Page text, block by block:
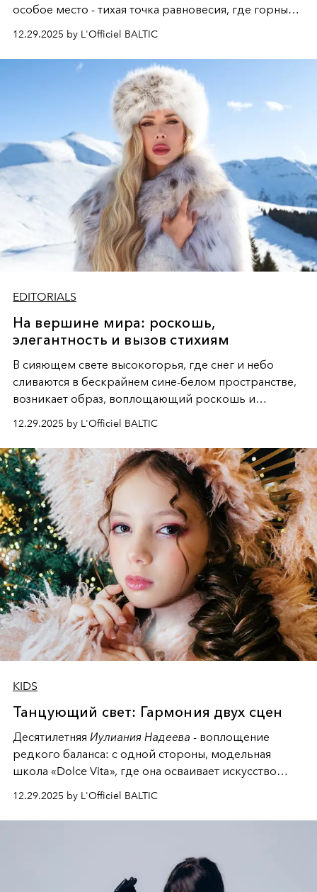
особое место - тихая точка равновесия, где горные
глубинами человеческой души. Здесь, на стыке
вечного льда и вечных вопросов, живёт и творит
Ольга Потапова - женщина, чей путь от поиска
истины превратился в искусство превращения
человеческих кризисов в возможности для
возрождения.
12.29.2025 by L'Officiel BALTIC
EDITORIALS
На вершине мира: роскошь,
элегантность и вызов стихиям
В сияющем свете высокогорья, где снег и небо
сливаются в бескрайнем сине-белом пространстве,
возникает образ, воплощающий роскошь и
в пышную белизну меха, то в огненный силуэт на
лыжах, становится центром этой снежной симфонии,
где каждая деталь - от шапки до лыжных палок -
подчеркивает безупречный вкус и хладнокровную
элегантность, визуализируя поэму о женственности,
которая не боится вызова стихий и диктует свои
правила даже на вершине мира.
12.29.2025 by L'Officiel BALTIC
KIDS
Танцующий свет: Гармония двух сцен
Десятилетняя Иулиания Надеева - воплощение
редкого баланса: с одной стороны, модельная
школа «Dolce Vita», где она осваивает искусство
балетная студия при хореографическом училище,
куда она приходит с четырехлетним стажем
12.29.2025 by L'Officiel BALTIC